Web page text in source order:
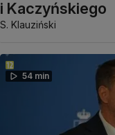
i Kaczyńskiego
S. Klauziński
54 min